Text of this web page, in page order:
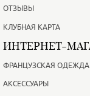
ОТЗЫВЫ
КЛУБНАЯ КАРТА
ИНТЕРНЕТ-
ФРАНЦУЗСКАЯ ОДЕЖДА
АКСЕССУАРЫ